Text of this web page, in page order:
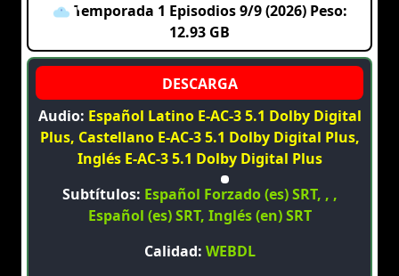
Temporada 1 Episodios 9/9 (2026) Peso:
12.93 GB
Audio: Español Latino E-AC-3 5.1 Dolby Digital
Plus, Castellano E-AC-3 5.1 Dolby Digital Plus,
Inglés E-AC-3 5.1 Dolby Digital Plus
Subtítulos: Español Forzado (es) SRT, , ,
Español (es) SRT, Inglés (en) SRT
Calidad: WEBDL